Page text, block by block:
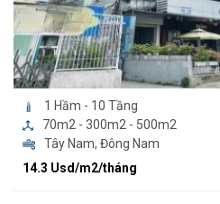
1 Hầm - 10 Tầng
70m2 - 300m2 - 500m2
Tây Nam, Đông Nam
14.3 Usd/m2/tháng